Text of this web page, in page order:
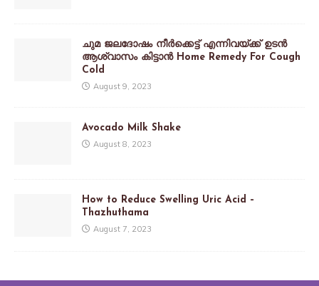
ചുമ ജലദോഷം നീർക്കെട്ട് എന്നിവയ്ക്ക് ഉടൻ
ആശ്വാസം കിട്ടാൻ Home Remedy For Cough
Cold
August 9, 2023
Avocado Milk Shake
August 8, 2023
How to Reduce Swelling Uric Acid –
Thazhuthama
August 7, 2023